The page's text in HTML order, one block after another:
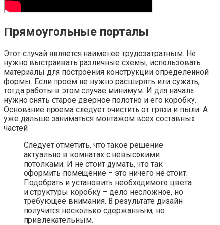
Прямоугольные порталы
Этот случай является наименее трудозатратным. Не
нужно выстраивать различные схемы, использовать
материалы для построения конструкции определенной
формы. Если проем не нужно расширять или сужать,
тогда работы в этом случае минимум. И для начала
нужно снять старое дверное полотно и его коробку.
Основание проема следует очистить от грязи и пыли. А
уже дальше заниматься монтажом всех составных
частей.
Следует отметить, что такое решение
актуально в комнатах с невысокими
потолками. И не стоит думать, что так
оформить помещение – это ничего не стоит.
Подобрать и установить необходимого цвета
и структуры коробку – дело несложное, но
требующее внимания. В результате дизайн
получится несколько сдержанным, но
привлекательным.